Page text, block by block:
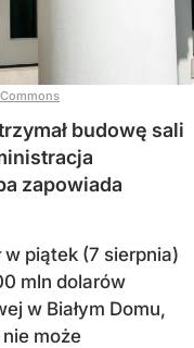
budowę sali
zapowiada
w piątek (7 sierpnia)
mln dolarów
w Białym Domu,
może